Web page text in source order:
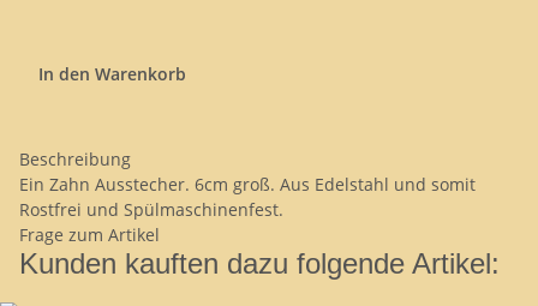
In den Warenkorb
Beschreibung
Ein Zahn Ausstecher. 6cm groß. Aus Edelstahl und somit
Rostfrei und Spülmaschinenfest.
Frage zum Artikel
Kunden kauften dazu folgende Artikel: